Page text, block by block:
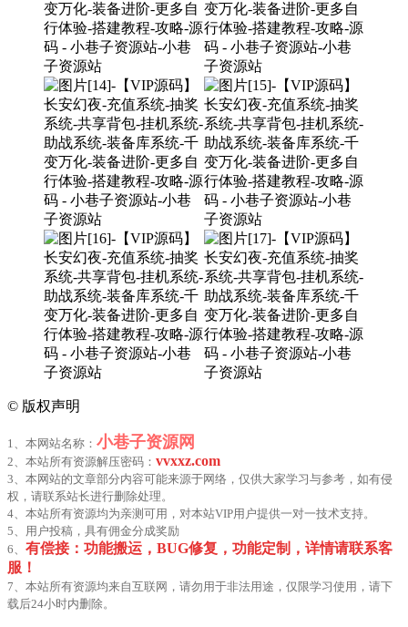
© 版权声明
1、本网站名称： 小巷子资源网
2、本站所有资源解压密码： vvxxz.com
3、本网站的文章部分内容可能来源于网络，仅供大家学习与参考，如有侵
权，请联系站长进行删除处理。
4、本站所有资源均为亲测可用，对本站VIP用户提供一对一技术支持。
5、用户投稿，具有佣金分成奖励
6、 有偿接：功能搬运，BUG修复，功能定制，详情请联系客
服！
7、本站所有资源均来自互联网，请勿用于非法用途，仅限学习使用，请下
载后24小时内删除。